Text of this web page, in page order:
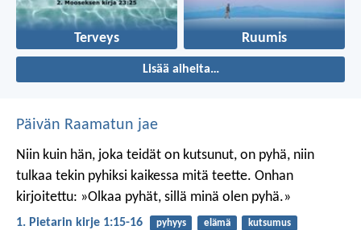
Terveys Ruumis
Lisää aiheita…
Päivän Raamatun jae
Niin kuin hän, joka teidät on kutsunut, on pyhä, niin
tulkaa tekin pyhiksi kaikessa mitä teette. Onhan
kirjoitettu: »Olkaa pyhät, sillä minä olen pyhä.»
1. Pietarin kirje 1:15-16 pyhyys elämä kutsumus